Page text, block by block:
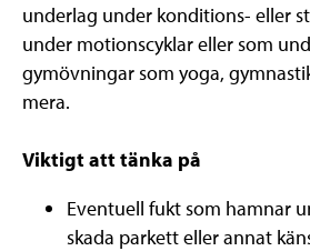
underlag under konditions- eller
under motionscyklar eller som
gymövningar som yoga,
mera.
Viktigt att tänka på
Eventuell fukt som hamnar
skada parkett eller annat